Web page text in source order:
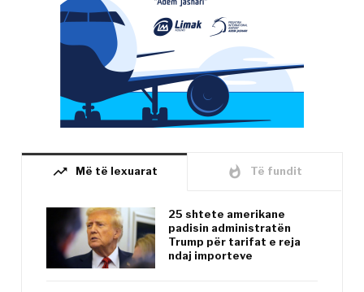
trending_up Më të lexuarat whatshot Të fundit
25 shtete amerikane
padisin administratën
Trump për tarifat e reja
ndaj importeve